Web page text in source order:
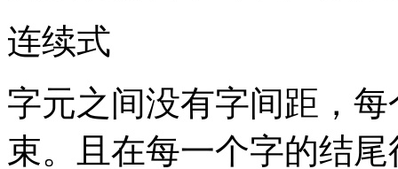
连续式
字元之间没有字间距，
束。且在每一个字的结